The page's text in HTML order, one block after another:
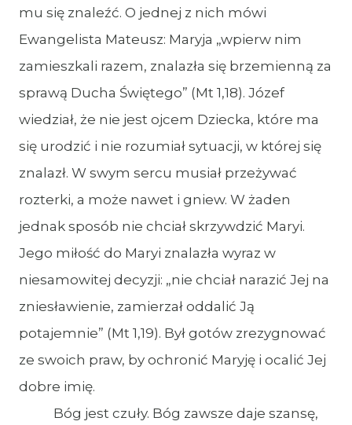
mu się znaleźć. O jednej z nich mówi
Ewangelista Mateusz: Maryja „wpierw nim
zamieszkali razem, znalazła się brzemienną za
sprawą Ducha Świętego” (Mt 1,18). Józef
wiedział, że nie jest ojcem Dziecka, które ma
się urodzić i nie rozumiał sytuacji, w której się
znalazł. W swym sercu musiał przeżywać
rozterki, a może nawet i gniew. W żaden
jednak sposób nie chciał skrzywdzić Maryi.
Jego miłość do Maryi znalazła wyraz w
niesamowitej decyzji: „nie chciał narazić Jej na
zniesławienie, zamierzał oddalić Ją
potajemnie” (Mt 1,19). Był gotów zrezygnować
ze swoich praw, by ochronić Maryję i ocalić Jej
dobre imię.
Bóg jest czuły. Bóg zawsze daje szansę,